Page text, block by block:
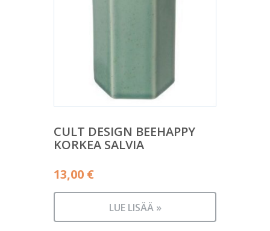
CULT DESIGN BEEHAPPY
KORKEA SALVIA
13,00 €
LUE LISÄÄ »